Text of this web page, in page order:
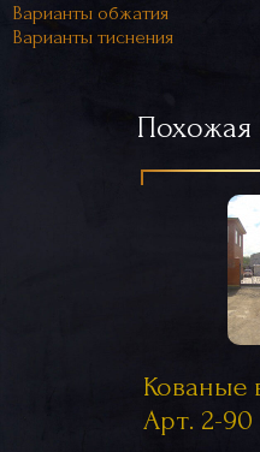
Варианты обжатия
Варианты тиснения
Похожая
Кованые
Арт. 2-90